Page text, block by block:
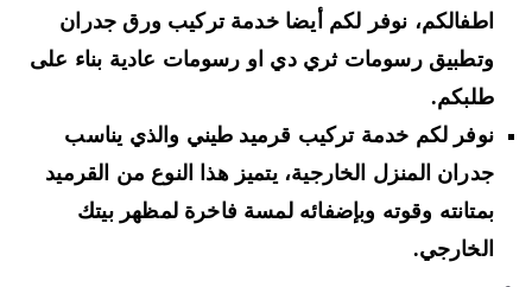
اطفالكم، نوفر لكم أيضا خدمة تركيب ورق جدران
وتطبيق رسومات ثري دي او رسومات عادية بناء على
طلبكم.
نوفر لكم خدمة تركيب قرميد طيني والذي يناسب
جدران المنزل الخارجية، يتميز هذا النوع من القرميد
بمتانته وقوته وبإضفائه لمسة فاخرة لمظهر بيتك
الخارجي.